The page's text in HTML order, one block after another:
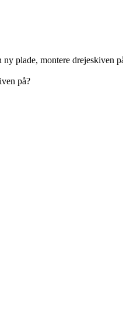
plade, montere drejeskiven
på?